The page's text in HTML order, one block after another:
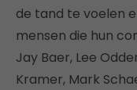
de tand te voelen
mensen die hun
Jay Baer, Lee
Kramer, Mark